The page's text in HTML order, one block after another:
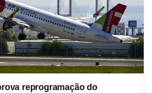
reprogramação do